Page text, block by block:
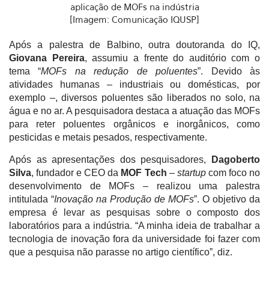
aplicação de MOFs na indústria
[Imagem: Comunicação IQUSP]
Após a palestra de Balbino, outra doutoranda do IQ,
Giovana Pereira, assumiu a frente do auditório com o
tema “MOFs na redução de poluentes”. Devido às
atividades humanas – industriais ou domésticas, por
exemplo –, diversos poluentes são liberados no solo, na
água e no ar. A pesquisadora destaca a atuação das MOFs
para reter poluentes orgânicos e inorgânicos, como
pesticidas e metais pesados, respectivamente.
Após as apresentações dos pesquisadores,
Dagoberto
Silva, fundador e CEO da MOF Tech – startupcom foco no
desenvolvimento de MOFs – realizou uma palestra
intitulada “Inovação na Produção de MOFs”. O objetivo da
empresa é levar as pesquisas sobre o composto dos
laboratórios para a indústria. “A minha ideia de trabalhar a
tecnologia de inovação fora da universidade foi fazer com
que a pesquisa não parasse no artigo científico”, diz.